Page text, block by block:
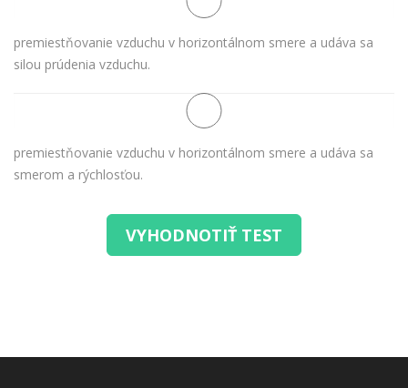
premiestňovanie vzduchu v horizontálnom smere a udáva sa
silou prúdenia vzduchu.
premiestňovanie vzduchu v horizontálnom smere a udáva sa
smerom a rýchlosťou.
VYHODNOTIŤ TEST